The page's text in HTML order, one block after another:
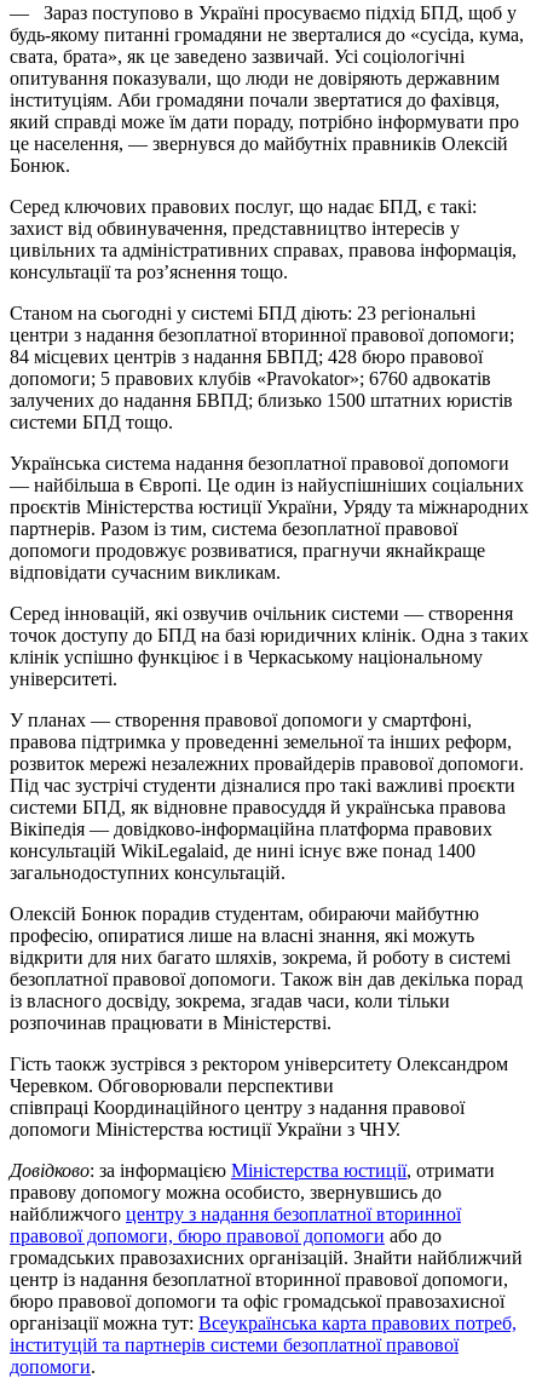
— Зараз поступово в Україні просуваємо підхід БПД, щоб у
будь-якому питанні громадяни не зверталися до «сусіда, кума,
свата, брата», як це заведено зазвичай. Усі соціологічні
опитування показували, що люди не довіряють державним
інституціям. Аби громадяни почали звертатися до фахівця,
який справді може їм дати пораду, потрібно інформувати про
це населення, — звернувся до майбутніх правників Олексій
Бонюк.
Серед ключових правових послуг, що надає БПД, є такі:
захист від обвинувачення, представництво інтересів у
цивільних та адміністративних справах, правова інформація,
консультації та роз’яснення тощо.
Станом на сьогодні у системі БПД діють: 23 регіональні
центри з надання безоплатної вторинної правової допомоги;
84 місцевих центрів з надання БВПД; 428 бюро правової
допомоги; 5 правових клубів «Pravokator»; 6760 адвокатів
залучених до надання БВПД; близько 1500 штатних юристів
системи БПД тощо.
Українська система надання безоплатної правової допомоги
— найбільша в Європі. Це один із найуспішніших соціальних
проєктів Міністерства юстиції України, Уряду та міжнародних
партнерів. Разом із тим, система безоплатної правової
допомоги продовжує розвиватися, прагнучи якнайкраще
відповідати сучасним викликам.
Серед інновацій, які озвучив очільник системи — створення
точок доступу до БПД на базі юридичних клінік. Одна з таких
клінік успішно функціює і в Черкаському національному
університеті.
У планах — створення правової допомоги у смартфоні,
правова підтримка у проведенні земельної та інших реформ,
розвиток мережі незалежних провайдерів правової допомоги.
Під час зустрічі студенти дізналися про такі важливі проєкти
системи БПД, як відновне правосуддя й українська правова
Вікіпедія — довідково-інформаційна платформа правових
консультацій WikiLegalaid, де нині існує вже понад 1400
загальнодоступних консультацій.
Олексій Бонюк порадив студентам, обираючи майбутню
професію, опиратися лише на власні знання, які можуть
відкрити для них багато шляхів, зокрема, й роботу в системі
безоплатної правової допомоги. Також він дав декілька порад
із власного досвіду, зокрема, згадав часи, коли тільки
розпочинав працювати в Міністерстві.
Гість таокж зустрівся з ректором університету Олександром
Черевком. Обговорювали перспективи
співпраці Координаційного центру з надання правової
допомоги Міністерства юстиції України з ЧНУ.
Довідково: за інформацією Міністерства юстиції, отримати
правову допомогу можна особисто, звернувшись до
найближчого центру з надання безоплатної вторинної
правової допомоги, бюро правової допомоги або до
громадських правозахисних організацій. Знайти найближчий
центр із надання безоплатної вторинної правової допомоги,
бюро правової допомоги та офіс громадської правозахисної
організації можна тут: Всеукраїнська карта правових потреб,
інституцій та партнерів системи безоплатної правової
допомоги.